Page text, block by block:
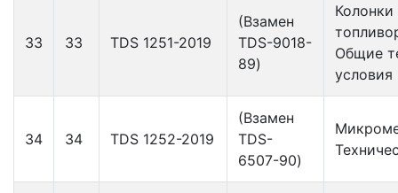
33 33 TDS 1251-2019
(Взамен
TDS-9018-
89)
Колонки
Общие
условия
34 34 TDS 1252-2019
(Взамен
TDS-
6507-90)